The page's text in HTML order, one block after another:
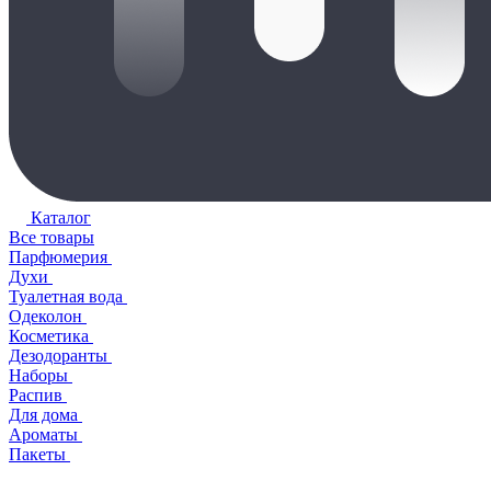
Каталог
Все товары
Парфюмерия
Духи
Туалетная вода
Одеколон
Косметика
Дезодоранты
Наборы
Распив
Для дома
Ароматы
Пакеты